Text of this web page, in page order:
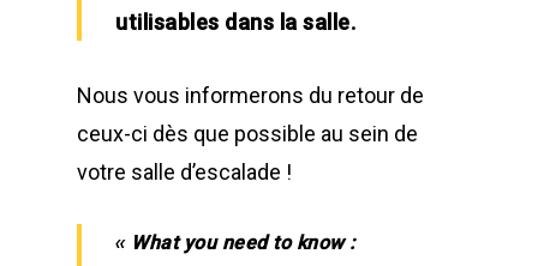
utilisables dans la salle.
Nous vous informerons du retour de
ceux-ci dès que possible au sein de
votre salle d’escalade !
« What you need to know :